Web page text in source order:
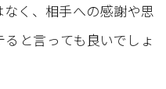
く、相手への感謝や思
と言っても良いでしょ